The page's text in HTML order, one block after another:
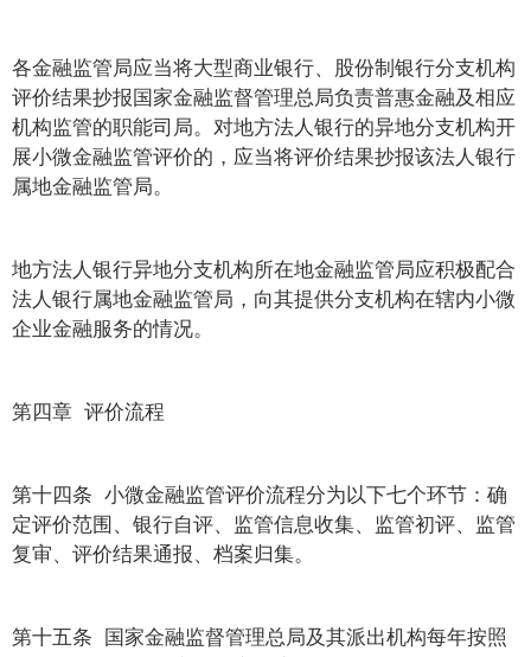
各金融监管局应当将大型商业银行、股份制银行分支机构
评价结果抄报国家金融监督管理总局负责普惠金融及相应
机构监管的职能司局。对地方法人银行的异地分支机构开
展小微金融监管评价的，应当将评价结果抄报该法人银行
属地金融监管局。
地方法人银行异地分支机构所在地金融监管局应积极配合
法人银行属地金融监管局，向其提供分支机构在辖内小微
企业金融服务的情况。
第四章 评价流程
第十四条 小微金融监管评价流程分为以下七个环节：确
定评价范围、银行自评、监管信息收集、监管初评、监管
复审、评价结果通报、档案归集。
第十五条 国家金融监督管理总局及其派出机构每年按照